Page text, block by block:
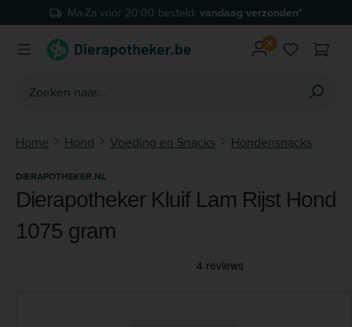
Ga naar de hoofdinhoudMa-Za voor 20:00 besteld: vandaag verzonden*
Je hebt
Home Hond Voeding en Snacks Hondensnacks
DIERAPOTHEKER.NL
Dierapotheker Kluif Lam Rijst Hond
1075 gram